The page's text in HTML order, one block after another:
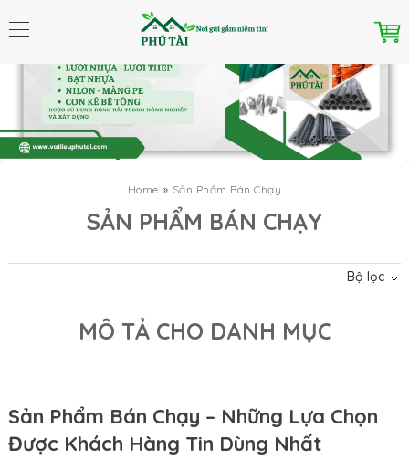
Home Sản Phẩm Bán Chạy
SẢN PHẨM BÁN CHẠY
Bộ lọc
MÔ TẢ CHO DANH MỤC
Sản Phẩm Bán Chạy – Những Lựa Chọn
Được Khách Hàng Tin Dùng Nhất